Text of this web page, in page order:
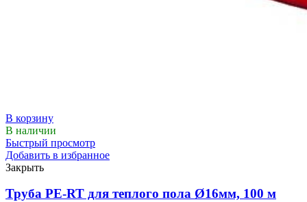
В корзину
В наличии
Быстрый просмотр
Добавить в избранное
Закрыть
Труба PE-RT для теплого пола Ø16мм, 100 м